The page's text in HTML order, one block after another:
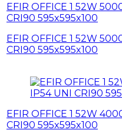
EFIR OFFICE 1 52W
CRI90 595x595x100
EFIR OFFICE 1 52W
CRI90 595x595x100
EFIR OFFICE 1 52W
CRI90 595x595x100